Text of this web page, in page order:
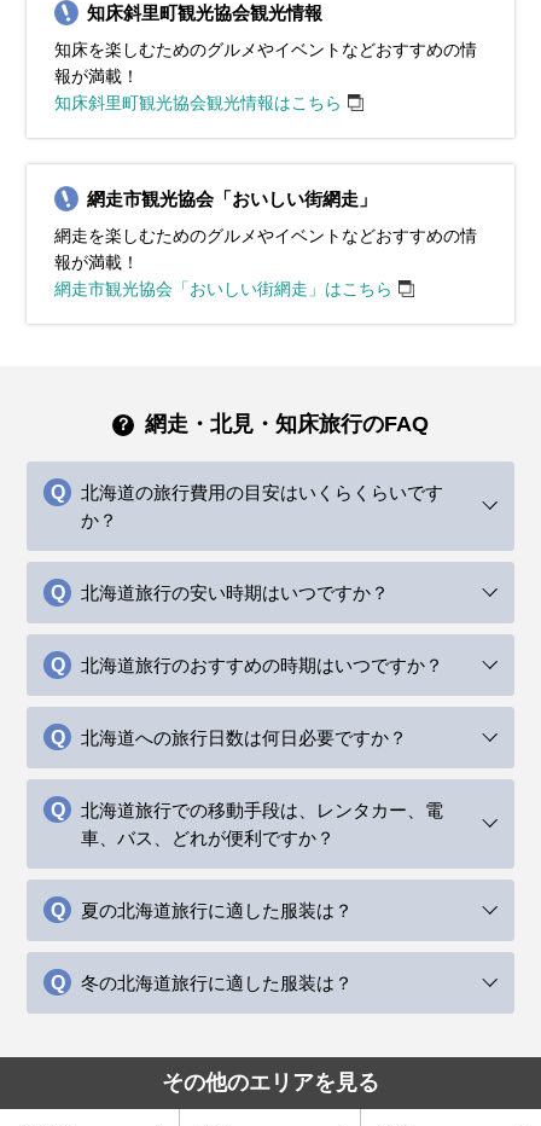
知床斜里町観光協会観光情報
知床を楽しむためのグルメやイベントなどおすすめの情
報が満載！
知床斜里町観光協会観光情報はこちら
網走市観光協会「おいしい街網走」
網走を楽しむためのグルメやイベントなどおすすめの情
報が満載！
網走市観光協会「おいしい街網走」はこちら
網走・北見・知床旅行のFAQ
北海道の旅行費用の目安はいくらくらいです
か？
北海道旅行の安い時期はいつですか？
北海道旅行のおすすめの時期はいつですか？
北海道への旅行日数は何日必要ですか？
北海道旅行での移動手段は、レンタカー、電
車、バス、どれが便利ですか？
夏の北海道旅行に適した服装は？
冬の北海道旅行に適した服装は？
その他のエリアを見る